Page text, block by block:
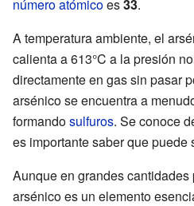
número atómicoes33.
A temperatura ambiente, el
calienta a 613°C a la presión
directamente en gas sin pasar
arsénico se encuentra a
formandosulfuros. Se conoce
es importante saber que puede
Aunque en grandes
arsénico es un elemento